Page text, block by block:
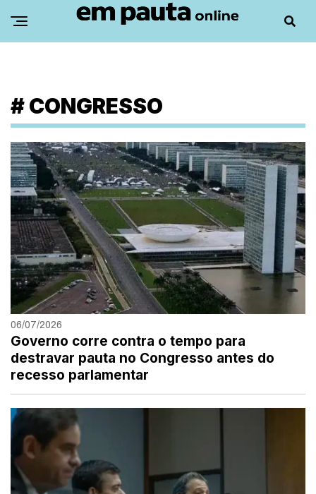
#CONGRESSO
06/07/2026
Governo corre contra o tempo para
destravar pauta no Congresso antes do
recesso parlamentar